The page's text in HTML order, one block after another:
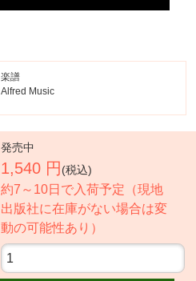
楽譜
Alfred Music
発売中
1,540 円 (税込)
約7～10日で入荷予定（現地
出版社に在庫がない場合は変
動の可能性あり）